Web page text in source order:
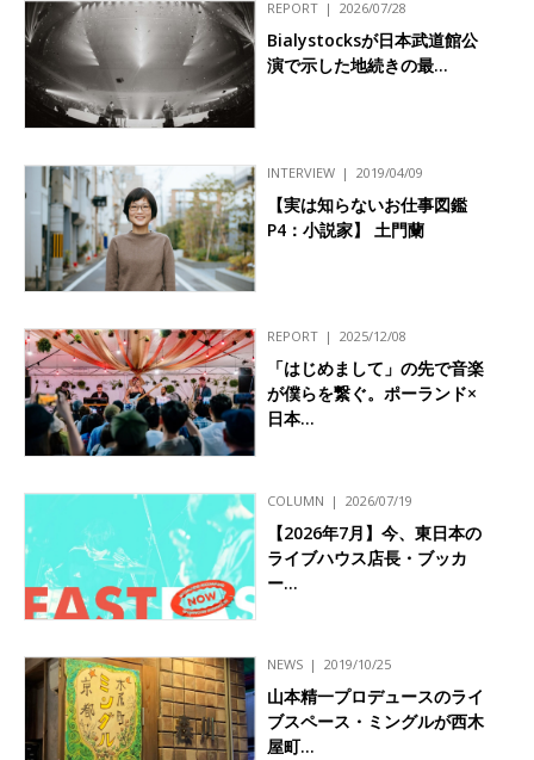
REPORT 2026/07/28
Bialystocksが日本武道館公
演で示した地続きの最…
INTERVIEW 2019/04/09
【実は知らないお仕事図鑑
P4：小説家】 土門蘭
REPORT 2025/12/08
「はじめまして」の先で音楽
が僕らを繋ぐ。ポーランド×
日本…
COLUMN 2026/07/19
【2026年7月】今、東日本の
ライブハウス店長・ブッカ
ー…
NEWS 2019/10/25
山本精一プロデュースのライ
ブスペース・ミングルが西木
屋町…